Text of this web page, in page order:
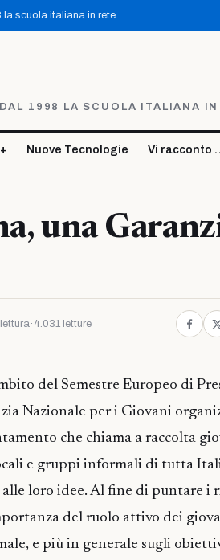
la scuola italiana in rete.
1998 LA SCUOLA ITALIANA IN
Nuove Tecnologie Vi racconto
una
· 4.031 letture
del Semestre Europeo di
Nazionale per i Giovani
che chiama a raccolta
e gruppi informali di tutta
alle loro idee. Al fine di puntare i
del ruolo attivo dei
e più in generale sugli